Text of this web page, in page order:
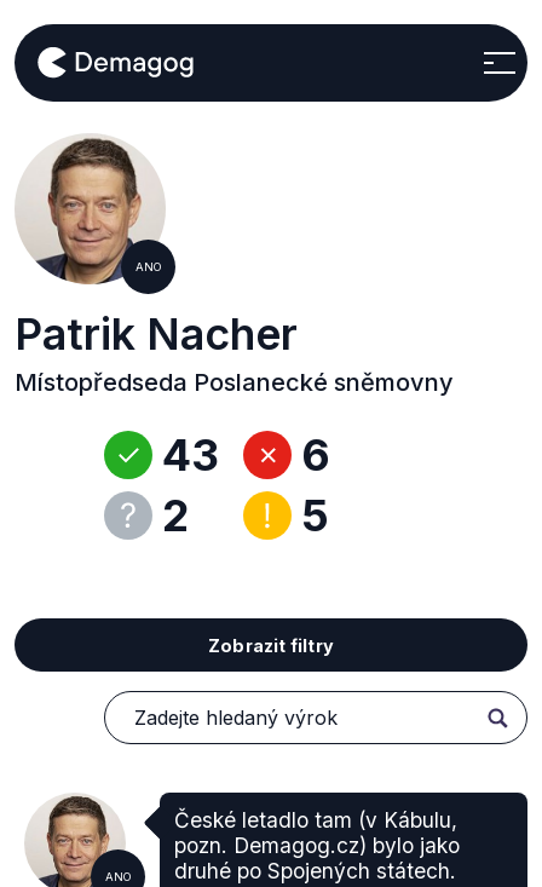
ANO
Patrik Nacher
Místopředseda Poslanecké sněmovny
43
2
6
5
Zobrazit filtry
ANO
České letadlo tam (v Kábulu,
pozn. Demagog.cz) bylo jako
druhé po Spojených státech.